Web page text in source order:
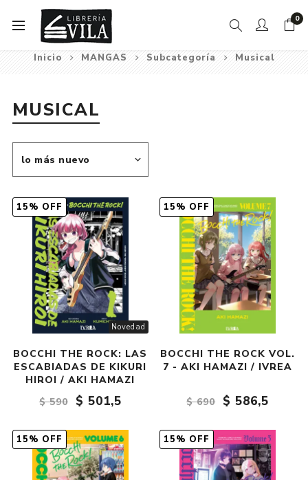
0
Inicio MANGAS Subcategoría Musical
MUSICAL
Novedad
15% OFF
BOCCHI THE ROCK: LAS
ESCABIADAS DE KIKURI
HIROI / AKI HAMAZI
$ 590
$ 501,5
15% OFF
BOCCHI THE ROCK VOL.
7 - AKI HAMAZI / IVREA
$ 690 $ 586,5
15% OFF 15% OFF